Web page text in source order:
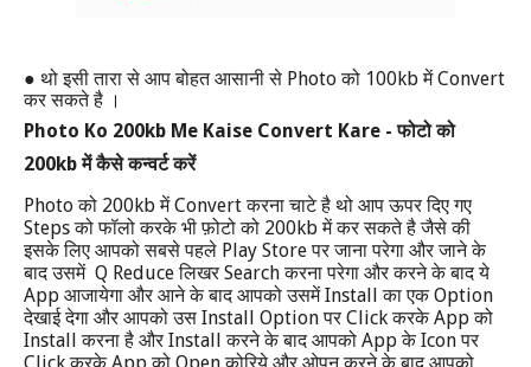
● थो इसी तारा से आप बोहत आसानी से Photoको 100kbमेंConvert
कर सकते है ।
Photo Ko 200kb Me Kaise Convert Kare -फोटो को
200kbमें कैसे कन्वर्ट करें
Photoको 200kbमेंConvertकरना चाटे है थो आप ऊपर दिए गए
Stepsको फॉलो करके भी फ़ोटो को 200kbमें कर सकते है जैसे की
इसके लिए आपको सबसे पहले Play Storeपर जाना परेगा और जाने के
बाद उसमेंQ Reduceलिखर Searchकरना परेगा और करने के बाद ये
App आजायेगा और आने के बाद आपको उसमेंInstallका एकOption
देखाई देगा और आपको उस Install Optionपर ClickकरकेAppको
Installकरना है और Installकरने के बाद आपको AppकेIconपर
करके को कोरिये और ओपन करने के बाद आपको